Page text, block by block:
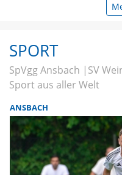
SPORT
SpVgg Ansbach SV
Sport aus aller Welt
ANSBACH